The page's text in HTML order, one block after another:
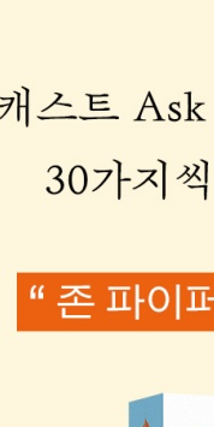
드는 질문에 답하다
할 때 도움이 될 만한 지
치시길 기도해도 되나
어떻게 기도하면 좋을까
중 누구를 위해 기도해야
해 어떻게 기도하면 좋을
운 한 걸음